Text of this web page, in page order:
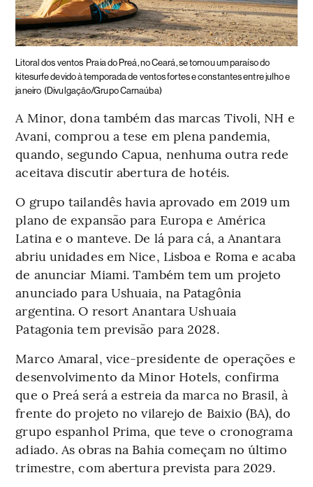
Litoral dos ventos Praia do Preá, no Ceará, se tornou um paraíso do
kitesurfe devido à temporada de ventos fortes e constantes entre julho e
janeiro (Divulgação/Grupo Carnaúba)
A Minor, dona também das marcas Tivoli, NH e
Avani, comprou a tese em plena pandemia,
quando, segundo Capua, nenhuma outra rede
aceitava discutir abertura de hotéis.
O grupo tailandês havia aprovado em 2019 um
plano de expansão para Europa e América
Latina e o manteve. De lá para cá, a Anantara
abriu unidades em Nice, Lisboa e Roma e acaba
de anunciar Miami. Também tem um projeto
anunciado para Ushuaia, na Patagônia
argentina. O resort Anantara Ushuaia
Patagonia tem previsão para 2028.
Marco Amaral, vice-presidente de operações e
desenvolvimento da Minor Hotels, confirma
que o Preá será a estreia da marca no Brasil, à
frente do projeto no vilarejo de Baixio (BA), do
grupo espanhol Prima, que teve o cronograma
adiado. As obras na Bahia começam no último
trimestre, com abertura prevista para 2029.